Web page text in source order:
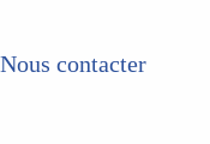
Nous contacter